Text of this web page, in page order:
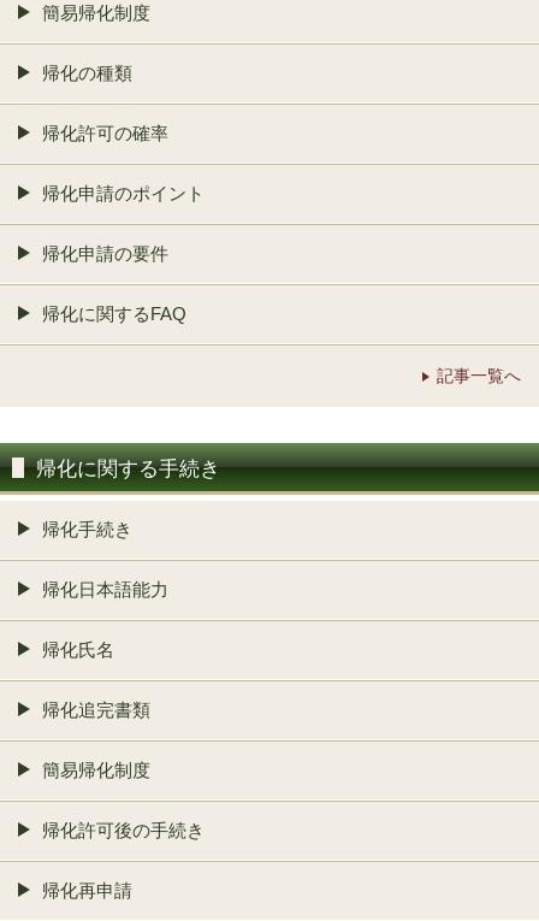
簡易帰化制度
帰化の種類
帰化許可の確率
帰化申請のポイント
帰化申請の要件
帰化に関するFAQ
記事一覧へ
帰化に関する手続き
帰化手続き
帰化日本語能力
帰化氏名
帰化追完書類
簡易帰化制度
帰化許可後の手続き
帰化再申請